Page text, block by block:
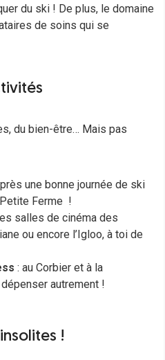
du ski ! De plus, le domaine
de soins qui se
du bien-être… Mais pas
une bonne journée de ski
Ferme !
salles de cinéma des
ou encore l’Igloo, à toi de
: au Corbier et à la
autrement !
!